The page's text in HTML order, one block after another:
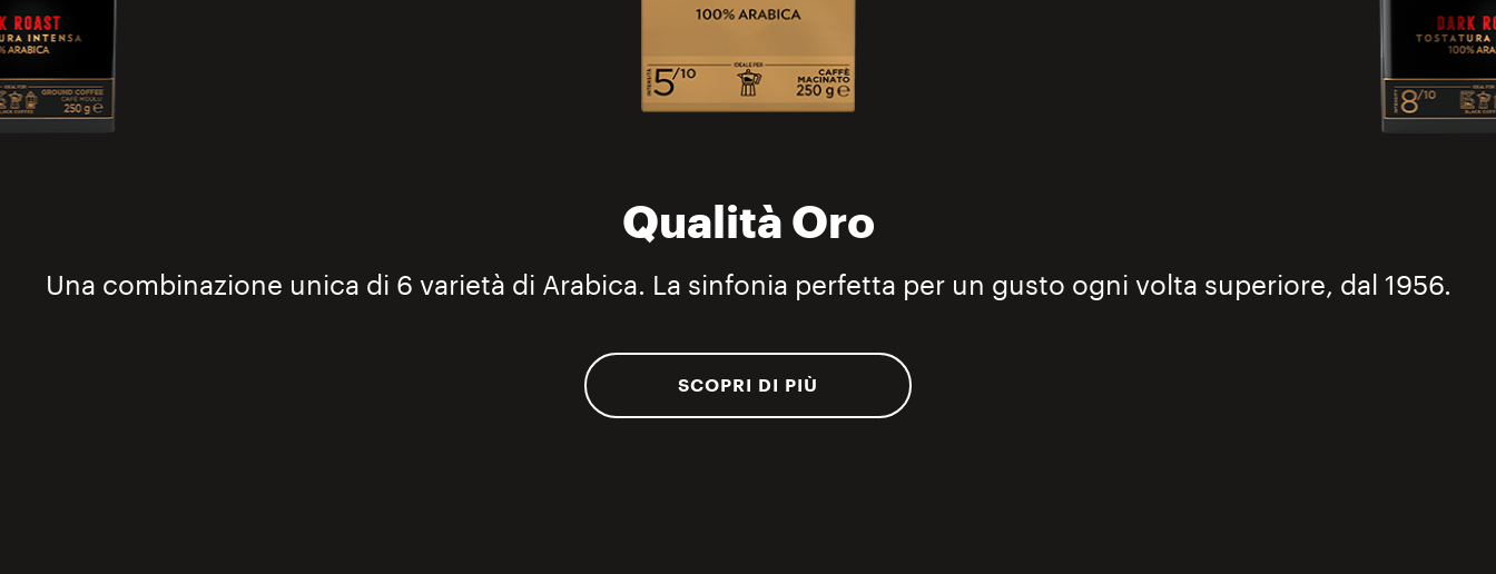
Qualità Oro
Una combinazione unica di 6 varietà di Arabica. La sinfonia perfetta per un gusto ogni volta superiore, dal 1956.
SCOPRI DI PIÙ